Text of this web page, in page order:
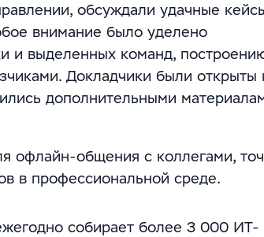
обсуждали удачные
внимание было уделено
и выделенных команд,
Докладчики были открыты
дополнительными
офлайн-общения с коллегами,
в профессиональной среде.
собирает более 3 000 ИТ-